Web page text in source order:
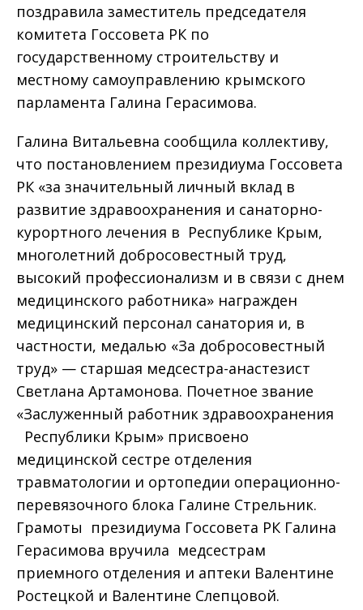
поздравила заместитель председателя
комитета Госсовета РК по
государственному строительству и
местному самоуправлению крымского
парламента Галина Герасимова.
Галина Витальевна сообщила коллективу,
что постановлением президиума Госсовета
РК «за значительный личный вклад в
развитие здравоохранения и санаторно-
курортного лечения в Республике Крым,
многолетний добросовестный труд,
высокий профессионализм и в связи с днем
медицинского работника» награжден
медицинский персонал санатория и, в
частности, медалью «За добросовестный
труд» — старшая медсестра-анастезист
Светлана Артамонова. Почетное звание
«Заслуженный работник здравоохранения
Республики Крым» присвоено
медицинской сестре отделения
травматологии и ортопедии операционно-
перевязочного блока Галине Стрельник.
Грамоты президиума Госсовета РК Галина
Герасимова вручила медсестрам
приемного отделения и аптеки Валентине
Ростецкой и Валентине Слепцовой.